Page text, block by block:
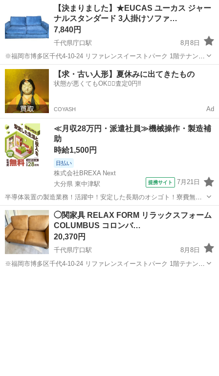
大野城市 桜並木駅 ソファ
【決まりました】★EUCAS ユーカス ジャー
ナルスタンダード 3人掛けソファ…
7,840円
千代県庁口駅
8月8日
※福岡市博多区千代4-10-24 リファレンスイーストパーク 1階テナント
での受け渡しになります。 配達ご希望の方は要相談できます！ 【メ
ーカー名/商品名/型番】 ★EUCAS ユーカス ジャーナルスタンダー...
福岡 福岡市 千代県庁口駅 ソファ
【求・古い人形】夏休みに出てきたもの
状態が悪くてもOK🙆‍♀️査定0円‼️
COYASH Ad
≪月収28万円・派遣社員≫機械操作・製造補
助
時給1,500円
日払い
株式会社BREXA Next
大分県 東中津駅
提携サイト 7月21日
半導体装置の製造業務！活躍中！安定した長期のオシゴト！寮費無料
★赴任旅費会社負担◎20代～40代の男性活躍中★未経験活躍中！高時
給1,500円！《大分県中津市》 人気の工場のお仕事 ◇半導体装置内部
のシート製造◇ ＊クリー...
大分 中津市 東中津駅 その他
◯関家具 RELAX FORM リラックスフォーム
COLUMBUS コロンバ…
20,370円
千代県庁口駅
8月8日
※福岡市博多区千代4-10-24 リファレンスイーストパーク 1階テナント